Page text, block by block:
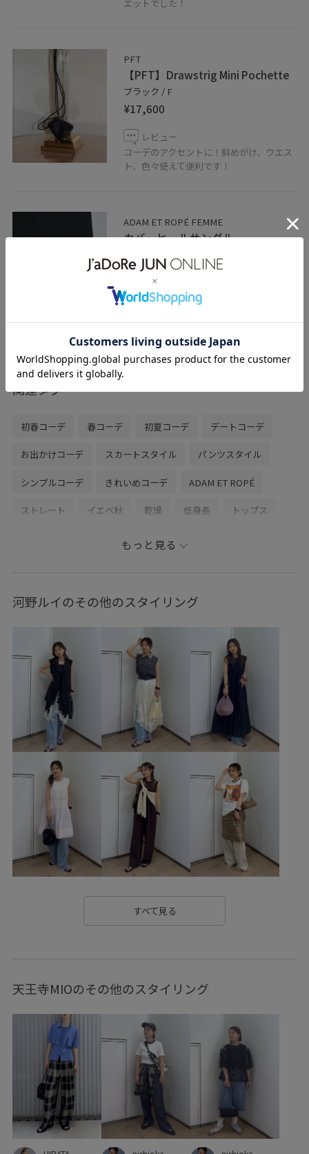
エットでした！
PFT
【PFT】Drawstrig Mini Pochette
ブラック / F
¥17,600
レビュー
コーデのアクセントに！斜めがけ、ウエス
ト、色々使えて便利です！
ADAM ET ROPÉ FEMME
カバーヒールサンダル
¥14,300
レビュー
ちんすぎて、私も毎日のように履いており
ます◎
関連タグ
初春コーデ 春コーデ 初夏コーデ デートコーデ
お出かけコーデ スカートスタイル パンツスタイル
シンプルコーデ きれいめコーデ ADAM ET ROPÉ
ストレート イエベ秋 乾燥 低身長 トップス
パンツ デニムパンツ
サンダル BLM46000 EUS36020
2026_12W 26SSデニム BO_PLAIN_TEE Tシャツ
upper hights Wtops_pickup
きれいに見える きれいめ さらっと着れる とろみ
ふっくら みんながチェックしているアイテム_pickup
やや長め アダムエロぺ雑貨
アダムオールインワン イヤホン ウール
オープンエンド糸 カジュアル カーディガン
カーブライン クルーネック コットン
シャツ シャープ シンプル シープレザー
スタイリッシュ
バランスが良い ファブリック フェイクレザー
ヘルシー ベーシック ボリューム感 ポケット付き
ポリウレタン ミニマムなデザイン ミニマル
ミュール リピート購入 ルーズ
ルーズなシルエット レイヤード
レザー調 伸縮性 保温性 光沢感
もっと見る
河野ルイのその他のスタイリング
すべて見る
天王寺MIOのその他のスタイリング